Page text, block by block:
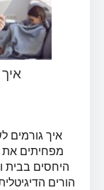
איך גורמים
מפחיתים את
היחסים בבית
הורים